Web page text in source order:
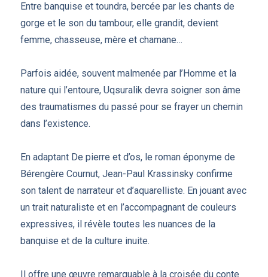
Entre banquise et toundra, bercée par les chants de
gorge et le son du tambour, elle grandit, devient
femme, chasseuse, mère et chamane…
Parfois aidée, souvent malmenée par l’Homme et la
nature qui l’entoure, Uqsuralik devra soigner son âme
des traumatismes du passé pour se frayer un chemin
dans l’existence.
En adaptant De pierre et d’os, le roman éponyme de
Bérengère Cournut, Jean-Paul Krassinsky confirme
son talent de narrateur et d’aquarelliste. En jouant avec
un trait naturaliste et en l’accompagnant de couleurs
expressives, il révèle toutes les nuances de la
banquise et de la culture inuite.
Il offre une œuvre remarquable à la croisée du conte